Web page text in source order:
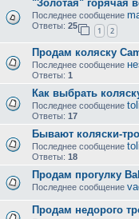
"Золотая" горячая
Последнее сообщение
Ответы: 25
1 2
Продам коляску
Последнее сообщение
Ответы: 1
Как выбрать
Последнее сообщение
Ответы: 17
Бывают коляски-
Последнее сообщение
Ответы: 18
Продам прогулку
Последнее сообщение
Продам недорого